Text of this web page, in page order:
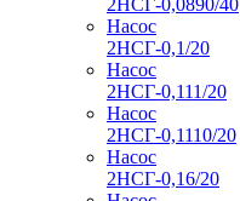
2НСГ-0,0890/40
Насос
2НСГ-0,1/20
Насос
2НСГ-0,111/20
Насос
2НСГ-0,1110/20
Насос
2НСГ-0,16/20